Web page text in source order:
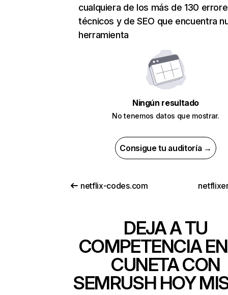
cualquiera de los más de 130
técnicos y de SEO que encuentra
herramienta
Ningún resultado
No tenemos datos que mostrar.
Consigue tu auditoría →
netflix-codes.com
DEJA A TU
COMPETENCIA
CUNETA CON
SEMRUSH HOY